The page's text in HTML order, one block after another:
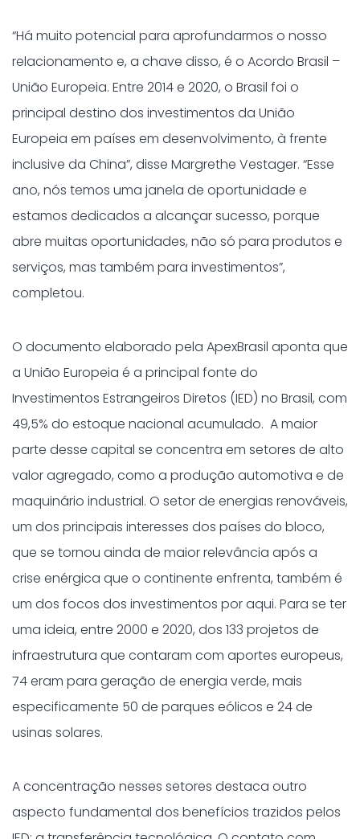
“Há muito potencial para aprofundarmos o nosso
relacionamento e, a chave disso, é o Acordo Brasil –
União Europeia. Entre 2014 e 2020, o Brasil foi o
principal destino dos investimentos da União
Europeia em países em desenvolvimento, à frente
inclusive da China”, disse Margrethe Vestager. “Esse
ano, nós temos uma janela de oportunidade e
estamos dedicados a alcançar sucesso, porque
abre muitas oportunidades, não só para produtos e
serviços, mas também para investimentos”,
completou.
O documento elaborado pela ApexBrasil aponta que
a União Europeia é a principal fonte do
Investimentos Estrangeiros Diretos (IED) no Brasil, com
49,5% do estoque nacional acumulado. A maior
parte desse capital se concentra em setores de alto
valor agregado, como a produção automotiva e de
maquinário industrial. O setor de energias renováveis,
um dos principais interesses dos países do bloco,
que se tornou ainda de maior relevância após a
crise enérgica que o continente enfrenta, também é
um dos focos dos investimentos por aqui. Para se ter
uma ideia, entre 2000 e 2020, dos 133 projetos de
infraestrutura que contaram com aportes europeus,
74 eram para geração de energia verde, mais
especificamente 50 de parques eólicos e 24 de
usinas solares.
A concentração nesses setores destaca outro
aspecto fundamental dos benefícios trazidos pelos